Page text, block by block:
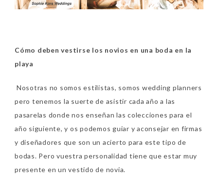
Cómo deben vestirse los novios en una boda en la
playa
Nosotras no somos estilistas, somos wedding planners
pero tenemos la suerte de asistir cada año a las
pasarelas donde nos enseñan las colecciones para el
año siguiente, y os podemos guiar y aconsejar en firmas
y diseñadores que son un acierto para este tipo de
bodas. Pero vuestra personalidad tiene que estar muy
presente en un vestido de novia.